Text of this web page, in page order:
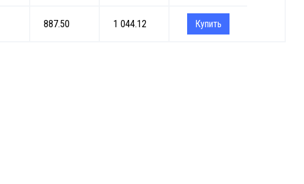
887.50 1 044.12 Купить